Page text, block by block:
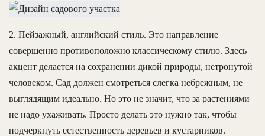
2. Пейзажный, английский стиль. Это направление
совершенно противоположно классическому стилю. Здесь
акцент делается на сохранении дикой природы, нетронутой
человеком. Сад должен смотреться слегка небрежным, не
выглядящим идеально. Но это не значит, что за растениями
не надо ухаживать. Просто делать это нужно так, чтобы
подчеркнуть естественность деревьев и кустарников.